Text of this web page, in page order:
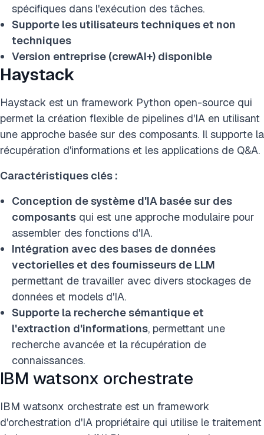
spécifiques dans l'exécution des tâches.
Supporte les utilisateurs techniques et non
techniques
Version entreprise (crewAI+) disponible
Haystack
Haystack est un framework Python open-source qui
permet la création flexible de pipelines d'IA en utilisant
une approche basée sur des composants. Il supporte la
récupération d'informations et les applications de Q&A.
Caractéristiques clés :
Conception de système d'IA basée sur des
composants qui est une approche modulaire pour
assembler des fonctions d'IA.
Intégration avec des bases de données
vectorielles et des fournisseurs de LLM
permettant de travailler avec divers stockages de
données et models d'IA.
Supporte la recherche sémantique et
l'extraction d'informations, permettant une
recherche avancée et la récupération de
connaissances.
IBM watsonx orchestrate
IBM watsonx orchestrate est un framework
d'orchestration d'IA propriétaire qui utilise le traitement